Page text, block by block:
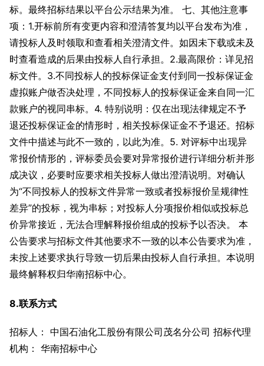
标。最终招标结果以平台公示结果为准。 七、其他注意事
项：1.开标前所有变更内容和澄清答复均以平台发布为准，
请投标人及时领取和查看相关澄清文件。如因未下载或未及
时查看造成的后果由投标人自行承担。2.最高限价：详见招
标文件。3.不同投标人的投标保证金支付到同一投标保证金
虚拟账户做否决处理，不同投标人的投标保证金来自同一汇
款账户的视同串标。4. 特别说明：仅在出现法律规定不予
退还投标保证金的情形时，相关投标保证金不予退还。招标
文件中描述与此不一致的，以此为准。5. 对评标中出现异
常报价情形的，评标委员会要对异常报价进行详细分析并形
成决议，必要时应要求相关投标人做出澄清说明。对确认
为“不同投标人的投标文件异常一致或者投标报价呈规律性
差异”的投标，视为串标；对投标人分项报价相似或投标总
价异常接近，无法合理解释报价组成的投标予以否决。 本
公告要求与招标文件其他要求不一致的以本公告要求为准，
未按上述要求执行导致一切后果由投标人自行承担。本说明
最终解释权归华南招标中心。
8.联系方式
招标人： 中国石油化工股份有限公司茂名分公司 招标代理
机构： 华南招标中心